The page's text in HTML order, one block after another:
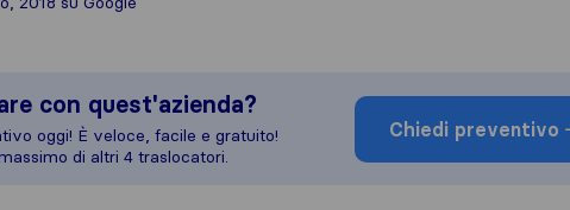
con quest'azienda?
oggi! È veloce, facile e gratuito!
di altri 4 traslocatori.
Chiedi preventivo